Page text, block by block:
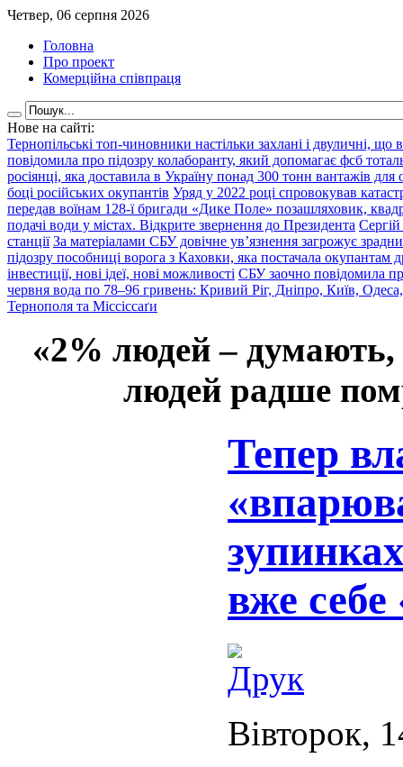
Четвер, 06 серпня 2026
Головна
Про проект
Комерційна співпраця
Нове на сайті:
Тернопільські топ-чиновники настільки захлані і двуличні, що
повідомила про підозру колаборанту, який допомагає фсб
росіянці, яка доставила в Україну понад 300 тонн вантажів для
боці російських окупантів Уряд у 2022 році спровокував
передав воїнам 128-ї бригади «Дике Поле» позашляховик,
подачі води у містах. Відкрите звернення до Президента
станції За матеріалами СБУ довічне ув’язнення загрожує
підозру пособниці ворога з Каховки, яка постачала окупантам
інвестиції, нові ідеї, нові можливості СБУ заочно повідомила
червня вода по 78–96 гривень: Кривий Ріг, Дніпро, Київ,
Тернополя та Міссіссаґи
«2% людей –
людей радше
Тепер
вже
Вівторок,